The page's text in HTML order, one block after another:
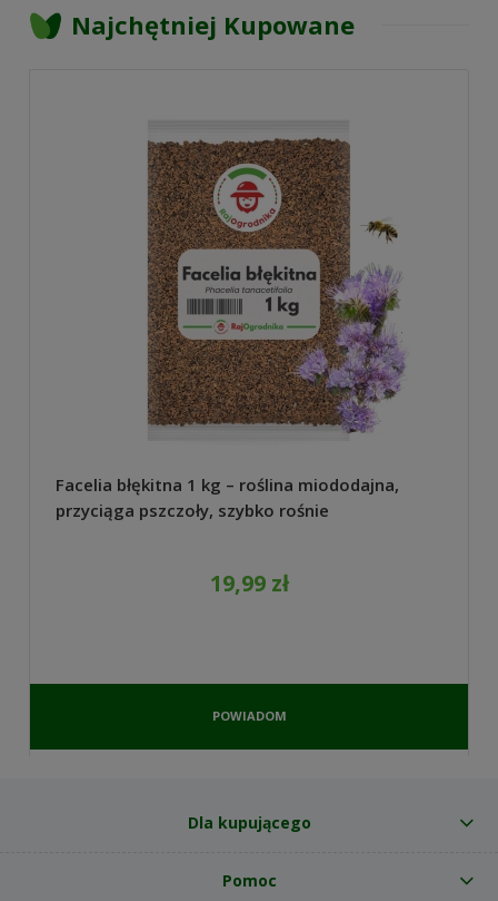
Najchętniej Kupowane
Facelia błękitna 1 kg – roślina miododajna,
przyciąga pszczoły, szybko rośnie
19,99 zł
POWIADOM
DOSTĘPNOŚCI
Dla kupującego
Pomoc